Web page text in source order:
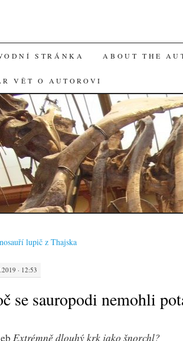
STRÁNKA ABOUT THE
VĚT O AUTOROVI
lupič z Thajska
· 12:53
se sauropodi nemohli
Extrémně dlouhý krk jako šnorchl?